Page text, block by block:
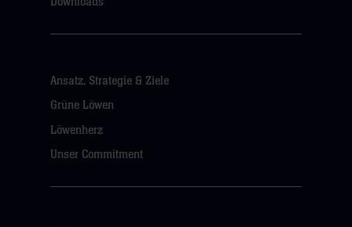
Ansatz, Strategie & Ziele
Grüne Löwen
Löwenherz
Unser Commitment